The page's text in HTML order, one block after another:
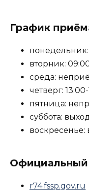
График
вторник:
среда:
четверг:
пятница:
суббота:
воскресенье:
Официальный
r74.fssp.gov.ru